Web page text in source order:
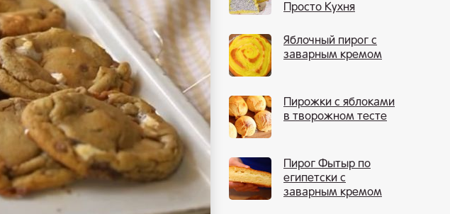
Просто Кухня
Яблочный пирог с
заварным кремом
Пирожки с яблоками
в творожном тесте
Пирог Фытыр по
египетски с
заварным кремом